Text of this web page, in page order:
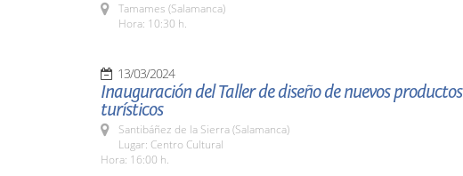
Tamames (Salamanca)
Hora: 10:30 h.
13/03/2024
Inauguración del Taller de diseño de nuevos productos
turísticos
Santibáñez de la Sierra (Salamanca)
Lugar: Centro Cultural
Hora: 16:00 h.